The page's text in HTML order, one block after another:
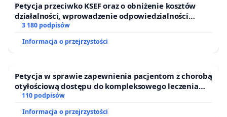
Petycja przeciwko KSEF oraz o obniżenie kosztów
działalności, wprowadzenie odpowiedzialności
finansowej kluczowych urzędników i sędziów
3 180 podpisów
Informacja o przejrzystości
Petycja w sprawie zapewnienia pacjentom z chorobą
otyłościową dostępu do kompleksowego leczenia
oraz programów profilaktycznych.
110 podpisów
Informacja o przejrzystości